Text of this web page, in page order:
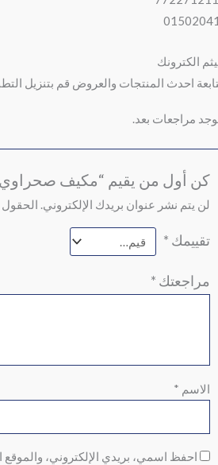
الكترونك
احدث المنتجات والعروض قم بتنزيل
مراجعات بعد.
كن أول من يقيم “مكيف صحراوي مراوح
لن يتم نشر عنوان بريدك الإلكتروني. الحقول
تقييمك *
مراجعتك *
الاسم *
احفظ اسمي، بريدي الإلكتروني، والموقع